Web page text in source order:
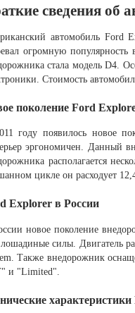
сведения об
автомобиль Ford
огромную
стала модель D4.
Стоимость
поколение Ford
году появилось новое
эргономичен. Данный
располагается
цикле он расходует
Explorer в России
новое поколение
силы. Двигатель
Также внедорожник
и "Limited".